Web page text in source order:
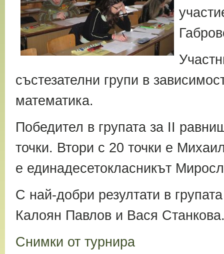
състезателни групи в
математика.
Победител в групата за ІІ
точки. Втори с 20 точки е
е единадесетокласникът
С най-добри резултати в
Калоян Павлов и Вася
Снимки от турнира